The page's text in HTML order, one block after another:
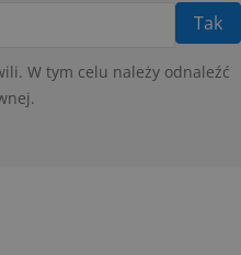
W tym celu należy odnaleźć